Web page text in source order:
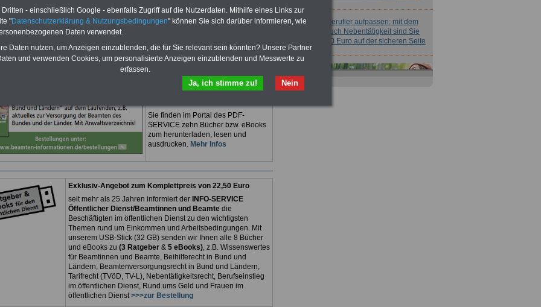
Ratgeber für 7,50 Euro bestellen
15,00 Euro
Für nur 15,00 Euro bei einerLaufzeit
von 12 Monaten
wichtigsten Fragen zum Öffentlichen
Dienst auf dem Laufenden, u.a. auch
Sie finden im Portal des PDF-
SERVICE zehn Bücher bzw. eBooks
zum herunterladen, lesen und
ausdrucken. Mehr Infos
Exklusiv-Angebot zum Komplettpreis von 22,50 Euro
seit mehr als 25 Jahren informiert der INFO-SERVICE
Öffentlicher Dienst/Beamtinnen und Beamtedie
Beschäftigten im öffentlichen Dienst zu den wichtigsten
Themen rund um Einkommen und Arbeitsbedingungen. Mit
unserem USB-Stick (32 GB) senden wir Ihnen alle 8 Bücher
und eBooks zu (3 Ratgeber& 5 eBooks), z.B. Wissenswertes
für Beamtinnen und Beamte, Beihilferecht in Bund und
Ländern, Beamtenversorgungsrecht in Bund und Ländern,
Tarifrecht (TVöD, TV-L), Nebentätigkeitsrecht, Berufseinstieg
im öffentlichen Dienst, Rund ums Geld und Frauen im
öffentlichen Dienst>>>zur Bestellung
Nebenberufler aufpassen: mit dem
OnlineBuch Nebentätigkeit sind Sie
für nur 7,50 Euro auf der sicheren Seite
- einschließlich Google - ebenfalls Zugriff auf die Nutzerdaten. Mithilfe eines Links zur
"Datenschutzerklärung & Nutzungsbedingungen" können Sie sich darüber informieren, wie
Daten verwendet.
Daten nutzen, um Anzeigen einzublenden, die für Sie relevant sein könnten? Unsere Partner
und verwenden Cookies, um personalisierte Anzeigen einzublenden und Messwerte zu
erfassen.
Nein
Ja, ich stimme zu!